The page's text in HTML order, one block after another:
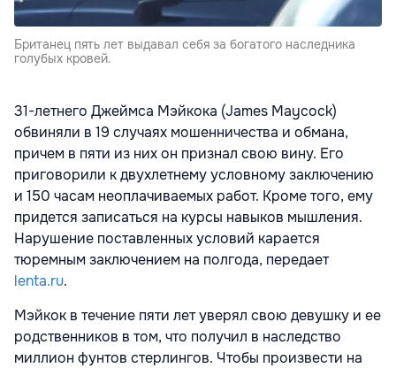
Британец пять лет выдавал себя за богатого наследника
голубых кровей.
31-летнего Джеймса Мэйкока (James Maycock)
обвиняли в 19 случаях мошенничества и обмана,
причем в пяти из них он признал свою вину. Его
приговорили к двухлетнему условному заключению
и 150 часам неоплачиваемых работ. Кроме того, ему
придется записаться на курсы навыков мышления.
Нарушение поставленных условий карается
тюремным заключением на полгода, передает
lenta.ru.
Мэйкок в течение пяти лет уверял свою девушку и ее
родственников в том, что получил в наследство
миллион фунтов стерлингов. Чтобы произвести на